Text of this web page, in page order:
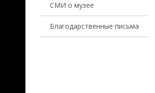
СМИ о музее
Благодарственные письма